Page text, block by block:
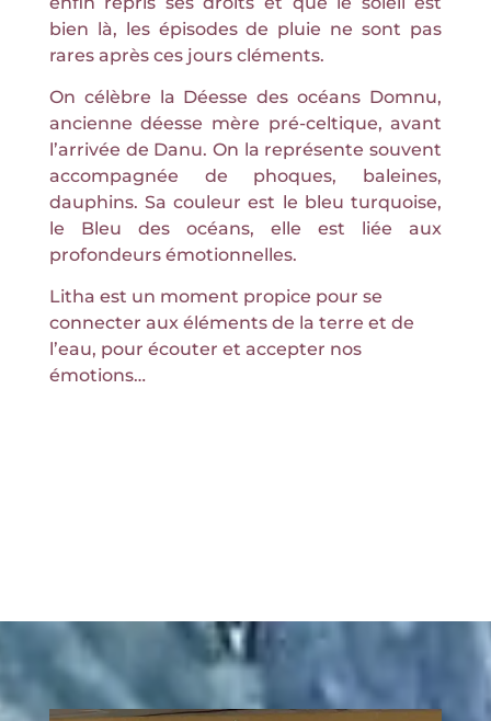
bien là, les épisodes de pluie ne sont pas
rares après ces jours cléments.
On célèbre la Déesse des océans Domnu,
ancienne déesse mère pré-celtique, avant
l’arrivée de Danu. On la représente souvent
accompagnée de phoques, baleines,
dauphins. Sa couleur est le bleu turquoise,
le Bleu des océans, elle est liée aux
profondeurs émotionnelles.
Litha est un moment propice pour se
connecter aux éléments de la terre et de
l’eau, pour écouter et accepter nos
émotions…